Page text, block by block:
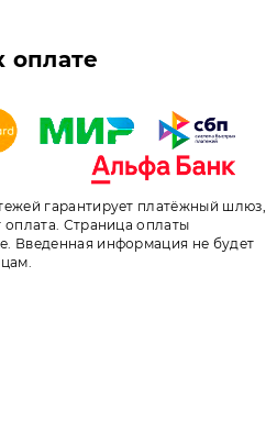
гарантирует платёжный шлюз,
оплата. Страница оплаты
Введенная информация не будет